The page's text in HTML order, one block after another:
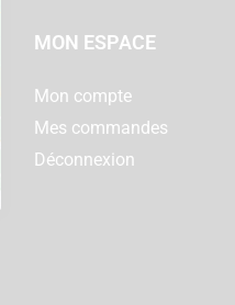
MON ESPACE
Mon compte
Mes commandes
Déconnexion